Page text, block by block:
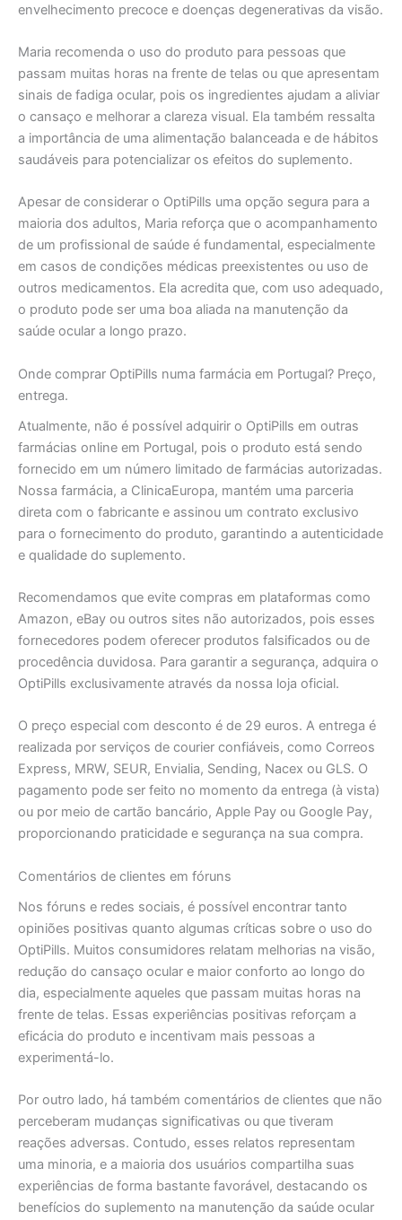
envelhecimento precoce e doenças degenerativas da visão.
Maria recomenda o uso do produto para pessoas que
passam muitas horas na frente de telas ou que apresentam
sinais de fadiga ocular, pois os ingredientes ajudam a aliviar
o cansaço e melhorar a clareza visual. Ela também ressalta
a importância de uma alimentação balanceada e de hábitos
saudáveis para potencializar os efeitos do suplemento.
Apesar de considerar o OptiPills uma opção segura para a
maioria dos adultos, Maria reforça que o acompanhamento
de um profissional de saúde é fundamental, especialmente
em casos de condições médicas preexistentes ou uso de
outros medicamentos. Ela acredita que, com uso adequado,
o produto pode ser uma boa aliada na manutenção da
saúde ocular a longo prazo.
Onde comprar OptiPills numa farmácia em Portugal? Preço,
entrega.
Atualmente, não é possível adquirir o OptiPills em outras
farmácias online em Portugal, pois o produto está sendo
fornecido em um número limitado de farmácias autorizadas.
Nossa farmácia, a ClinicaEuropa, mantém uma parceria
direta com o fabricante e assinou um contrato exclusivo
para o fornecimento do produto, garantindo a autenticidade
e qualidade do suplemento.
Recomendamos que evite compras em plataformas como
Amazon, eBay ou outros sites não autorizados, pois esses
fornecedores podem oferecer produtos falsificados ou de
procedência duvidosa. Para garantir a segurança, adquira o
OptiPills exclusivamente através da nossa loja oficial.
O preço especial com desconto é de 29 euros. A entrega é
realizada por serviços de courier confiáveis, como Correos
Express, MRW, SEUR, Envialia, Sending, Nacex ou GLS. O
pagamento pode ser feito no momento da entrega (à vista)
ou por meio de cartão bancário, Apple Pay ou Google Pay,
proporcionando praticidade e segurança na sua compra.
Comentários de clientes em fóruns
Nos fóruns e redes sociais, é possível encontrar tanto
opiniões positivas quanto algumas críticas sobre o uso do
OptiPills. Muitos consumidores relatam melhorias na visão,
redução do cansaço ocular e maior conforto ao longo do
dia, especialmente aqueles que passam muitas horas na
frente de telas. Essas experiências positivas reforçam a
eficácia do produto e incentivam mais pessoas a
experimentá-lo.
Por outro lado, há também comentários de clientes que não
perceberam mudanças significativas ou que tiveram
reações adversas. Contudo, esses relatos representam
uma minoria, e a maioria dos usuários compartilha suas
experiências de forma bastante favorável, destacando os
benefícios do suplemento na manutenção da saúde ocular